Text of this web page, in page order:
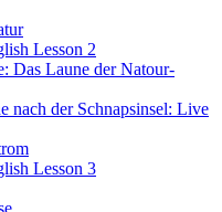
Lesson 2
Das Laune der Natour-
nach der Schnapsinsel: Live
Lesson 3